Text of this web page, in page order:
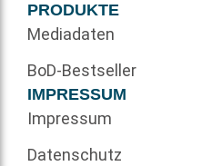
PRODUKTE
Mediadaten
BoD-Bestseller
IMPRESSUM
Impressum
Datenschutz